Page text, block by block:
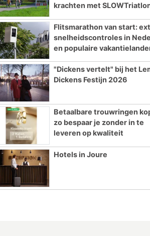
krachten met
Flitsmarathon van start:
snelheidscontroles in
en populaire
"Dickens vertelt" bij het
Dickens Festijn 2026
Betaalbare trouwringen
zo bespaar je zonder in te
leveren op kwaliteit
Hotels in Joure